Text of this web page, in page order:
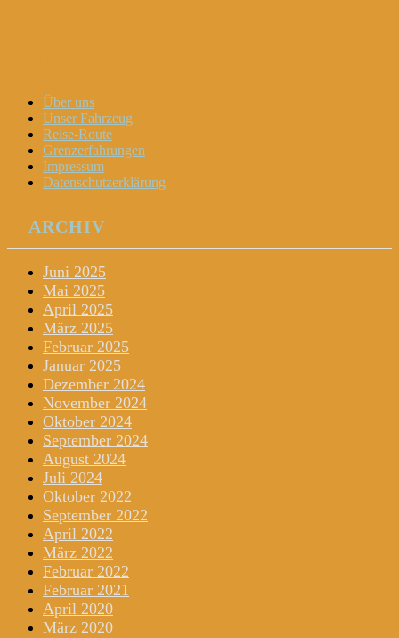
Menu
Widgets
Search
Skip
content
Über uns
Unser Fahrzeug
Reise-Route
Grenzerfahrungen
Impressum
Datenschutzerklärung
ARCHIV
Juni 2025
Mai 2025
April 2025
März 2025
Februar 2025
Januar 2025
Dezember 2024
November 2024
Oktober 2024
September 2024
August 2024
Juli 2024
Oktober 2022
September 2022
April 2022
März 2022
Februar 2022
Februar 2021
April 2020
März 2020